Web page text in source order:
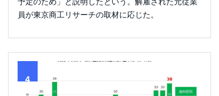
員が東京商工リサーチの取材に応じた。
4